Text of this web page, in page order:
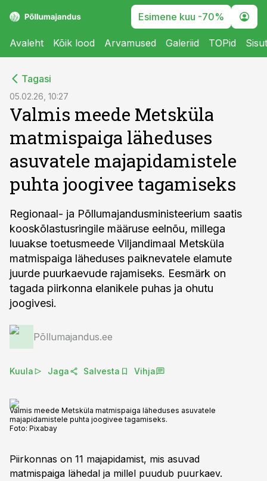
Esimene kuu -70%
Avaleht Kõik lood Arvamused Galeriid TOPid
Tagasi
05.02.26, 10:27
Valmis meede Metsküla
matmispaiga läheduses
asuvatele majapidamistele
puhta joogivee tagamiseks
Regionaal- ja Põllumajandusministeerium saatis
kooskõlastusringile määruse eelnõu, millega
luuakse toetusmeede Viljandimaal Metsküla
matmispaiga läheduses paiknevatele elamute
juurde puurkaevude rajamiseks. Eesmärk on
tagada piirkonna elanikele puhas ja ohutu
joogivesi.
Põllumajandus.ee
Kuula Jaga Salvesta Vihja
Valmis meede Metsküla matmispaiga läheduses asuvatele
majapidamistele puhta joogivee tagamiseks.
Foto: Pixabay
Piirkonnas on 11 majapidamist, mis asuvad
matmispaiga lähedal ja millel puudub puurkaev.